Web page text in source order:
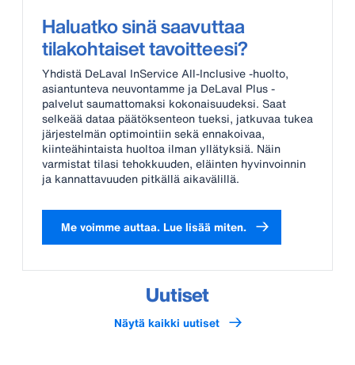
Haluatko sinä saavuttaa
tilakohtaiset tavoitteesi?
Yhdistä DeLaval InService All-Inclusive -huolto,
asiantunteva neuvontamme ja DeLaval Plus -
palvelut saumattomaksi kokonaisuudeksi. Saat
selkeää dataa päätöksenteon tueksi, jatkuvaa tukea
järjestelmän optimointiin sekä ennakoivaa,
kiinteähintaista huoltoa ilman yllätyksiä. Näin
varmistat tilasi tehokkuuden, eläinten hyvinvoinnin
ja kannattavuuden pitkällä aikavälillä.
Me voimme auttaa. Lue lisää miten.
Uutiset
Näytä kaikki uutiset